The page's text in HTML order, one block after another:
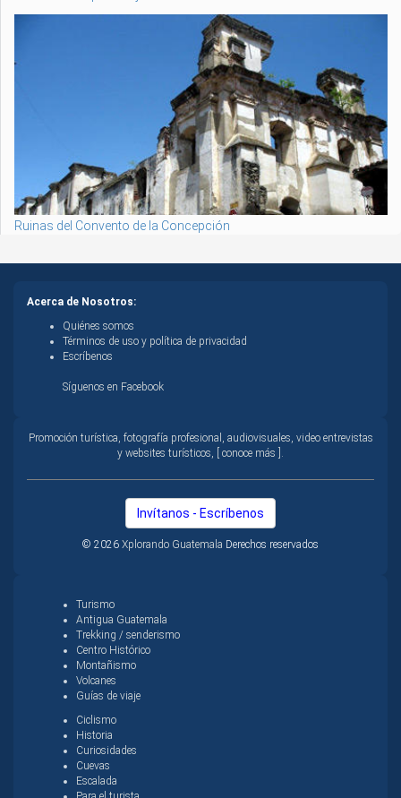
Ruinas del Convento de la Concepción
Acerca de Nosotros:
Quiénes somos
Términos de uso y política de privacidad
Escríbenos
Síguenos en Facebook
Promoción turística, fotografía profesional, audiovisuales, video entrevistas
y websites turísticos, [ conoce más ].
Invítanos - Escríbenos
© 2026 Xplorando Guatemala Derechos reservados
Turismo
Antigua Guatemala
Trekking / senderismo
Centro Histórico
Montañismo
Volcanes
Guías de viaje
Ciclismo
Historia
Curiosidades
Cuevas
Escalada